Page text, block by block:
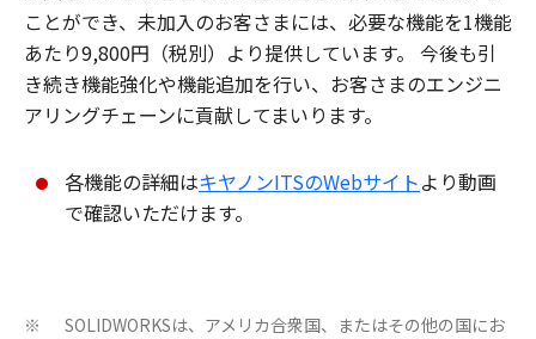
ことができ、未加入のお客さまには、必要な機能を1機能
あたり9,800円（税別）より提供しています。 今後も引
き続き機能強化や機能追加を行い、お客さまのエンジニ
アリングチェーンに貢献してまいります。
各機能の詳細はキヤノンITSのWebサイトより動画
で確認いただけます。
※
SOLIDWORKSは、アメリカ合衆国、またはその他の国にお